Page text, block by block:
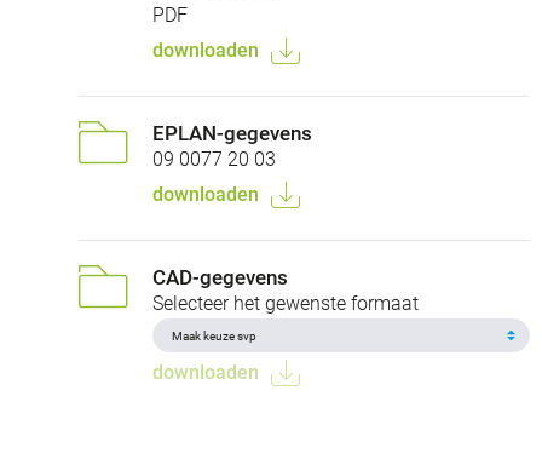
PDF
downloaden
EPLAN-gegevens
09 0077 20 03
downloaden
CAD-gegevens
Selecteer het gewenste formaat
downloaden